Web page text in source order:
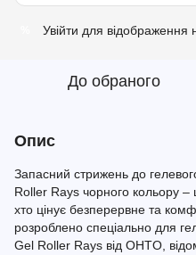
Увійти для відображення
До обраного
Опис
Запасний стрижень до
Roller Rays чорного кольору –
хто цінує безперервне та
розроблено спеціально для
Gel Roller Rays від OHTO,